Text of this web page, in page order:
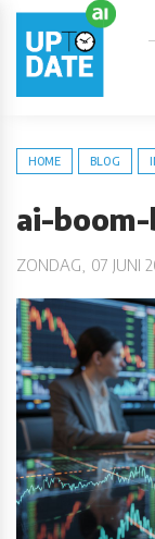
HOME BLOG
ai-
ZONDAG, 07 JUNI